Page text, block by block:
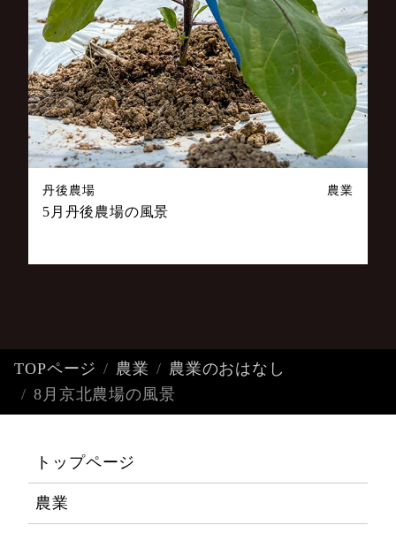
丹後農場 農業
5月丹後農場の風景
TOPページ 農業
農業のおはなし
8月京北農場の風景
トップページ
農業